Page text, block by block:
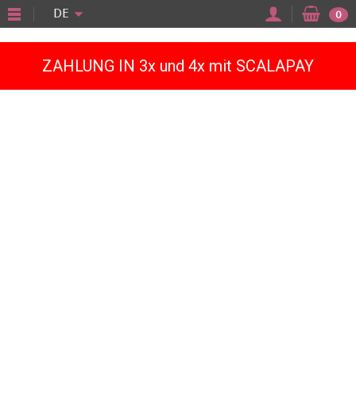
ZAHLUNG IN 3x und 4x mit SCALAPAY
DE 0